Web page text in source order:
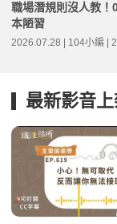
職場潛規則沒人教！
本陋習
2026.07.28 | 104小編 |
最新影音